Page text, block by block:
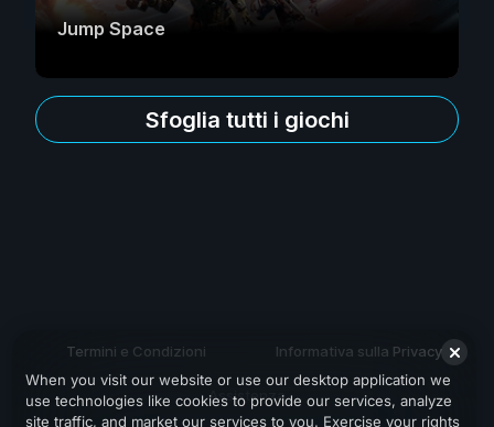
Jump Space
Sfoglia tutti i giochi
Termini e Condizioni Informativa sulla Privacy
Assistenza
When you visit our website or use our desktop application we
use technologies like cookies to provide our services, analyze
site traffic, and market our services to you. Exercise your rights